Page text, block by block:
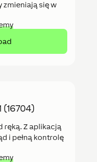
zmieniają się w
(16704)
ręką. Z aplikacją
i pełną kontrolę